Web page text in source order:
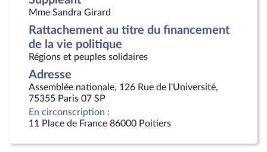
Mme Sandra Girard
Rattachement au titre du financement
de la vie politique
Régions et peuples solidaires
Adresse
Assemblée nationale, 126 Rue de l'Université,
75355 Paris 07 SP
En circonscription :
11 Place de France 86000 Poitiers